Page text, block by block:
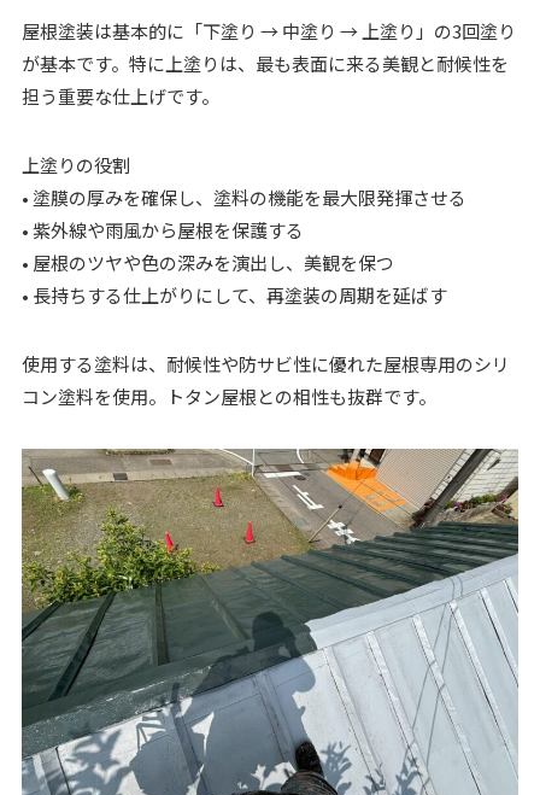
屋根塗装は基本的に「下塗り → 中塗り → 上塗り」の3回塗り
が基本です。特に上塗りは、最も表面に来る美観と耐候性を
担う重要な仕上げです。
上塗りの役割
• 塗膜の厚みを確保し、塗料の機能を最大限発揮させる
• 紫外線や雨風から屋根を保護する
• 屋根のツヤや色の深みを演出し、美観を保つ
• 長持ちする仕上がりにして、再塗装の周期を延ばす
使用する塗料は、耐候性や防サビ性に優れた屋根専用のシリ
コン塗料を使用。トタン屋根との相性も抜群です。